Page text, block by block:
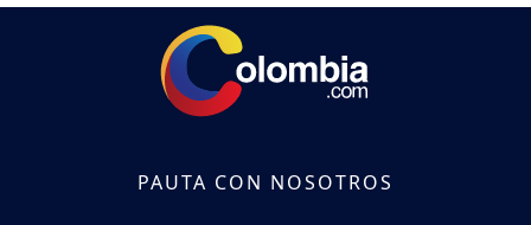
PAUTA CON NOSOTROS